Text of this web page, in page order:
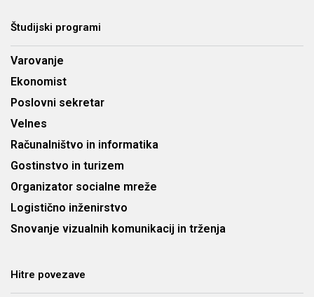
Študijski programi
Varovanje
Ekonomist
Poslovni sekretar
Velnes
Računalništvo in informatika
Gostinstvo in turizem
Organizator socialne mreže
Logistično inženirstvo
Snovanje vizualnih komunikacij in trženja
Hitre povezave